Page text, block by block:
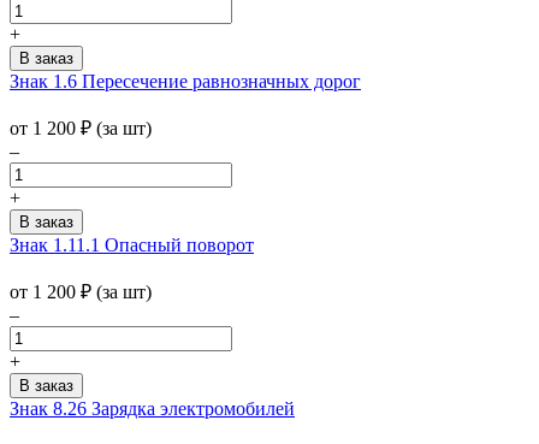
+
Знак 1.6 Пересечение равнозначных дорог
от 1 200 ₽ (за шт)
–
+
Знак 1.11.1 Опасный поворот
от 1 200 ₽ (за шт)
–
+
Знак 8.26 Зарядка электромобилей